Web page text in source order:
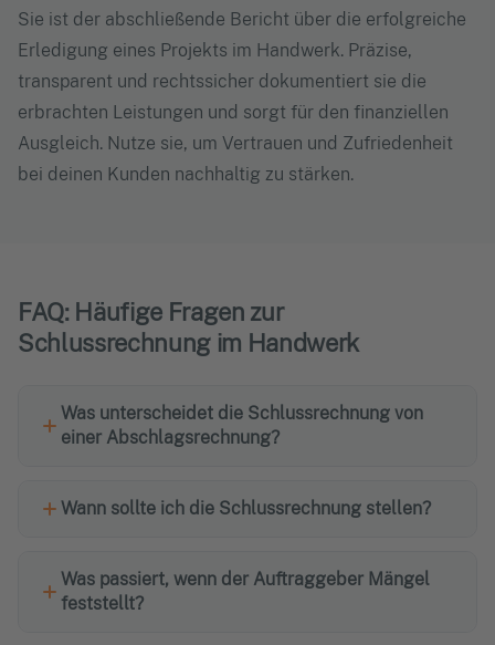
Sie ist der abschließende Bericht über die erfolgreiche
Erledigung eines Projekts im Handwerk. Präzise,
transparent und rechtssicher dokumentiert sie die
erbrachten Leistungen und sorgt für den finanziellen
Ausgleich. Nutze sie, um Vertrauen und Zufriedenheit
bei deinen Kunden nachhaltig zu stärken.
FAQ: Häufige Fragen zur
Schlussrechnung im Handwerk
Was unterscheidet die Schlussrechnung von
einer Abschlagsrechnung?
Wann sollte ich die Schlussrechnung stellen?
Was passiert, wenn der Auftraggeber Mängel
feststellt?